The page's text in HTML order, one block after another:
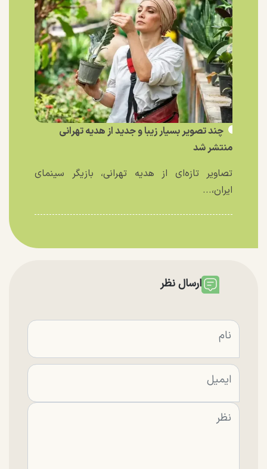
چند تصویر بسیار زیبا و جدید از هدیه تهرانی
منتشر شد
تصاویر تازه‌ای از هدیه تهرانی، بازیگر سینمای
ایران،...
ارسال نظر